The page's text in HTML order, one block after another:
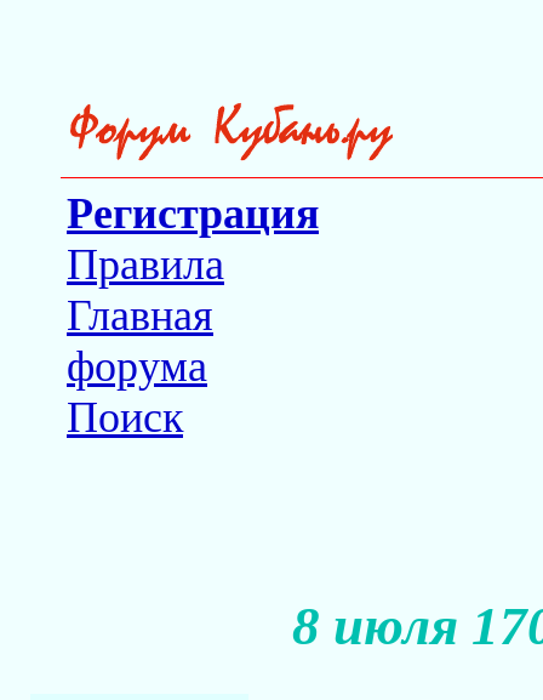
Регистрация
Правила
Главная
форума
Поиск
8 июля